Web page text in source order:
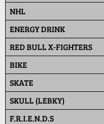
NHL
ENERGY DRINK
RED BULL X-FIGHTERS
BIKE
SKATE
SKULL (LEBKY)
F.R.I.E.N.D.S